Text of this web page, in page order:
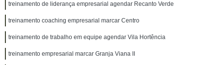
treinamento de liderança empresarial agendar Recanto Verde
treinamento coaching empresarial marcar Centro
treinamento de trabalho em equipe agendar Vila Hortência
treinamento empresarial marcar Granja Viana II